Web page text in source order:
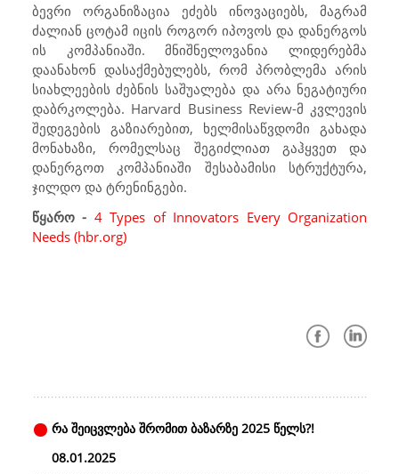
ბევრი ორგანიზაცია ეძებს ინოვაციებს, მაგრამ
ძალიან ცოტამ იცის როგორ იპოვოს და დანერგოს
ის კომპანიაში. მნიშნელოვანია ლიდერებმა
დაანახონ დასაქმებულებს, რომ პრობლემა არის
სიახლეების ძებნის საშუალება და არა ნეგატიური
დაბრკოლება. Harvard Business Review-მ კვლევის
შედეგების გაზიარებით, ხელმისაწვდომი გახადა
მონახაზი, რომელსაც შეგიძლიათ გაჰყვეთ და
დანერგოთ კომპანიაში შესაბამისი სტრუქტურა,
ჯილდო და ტრენინგები.
წყარო - 4 Types of Innovators Every Organization
Needs (hbr.org)
რა შეიცვლება შრომით ბაზარზე 2025 წელს?!
08.01.2025